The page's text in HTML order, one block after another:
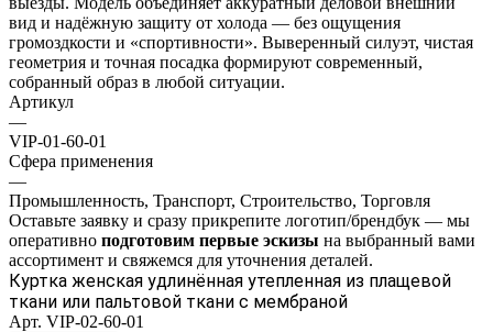
вид и надёжную защиту от холода — без ощущения
громоздкости и «спортивности». Выверенный силуэт, чистая
геометрия и точная посадка формируют современный,
собранный образ в любой ситуации.
Артикул
—
VIP-01-60-01
Сфера применения
—
Промышленность, Транспорт, Строительство, Торговля
Оставьте заявку и сразу прикрепите логотип/брендбук — мы
оперативно подготовим первые эскизы на выбранный вами
ассортимент и свяжемся для уточнения деталей.
Куртка женская удлинённая утепленная из плащевой
ткани или пальтовой ткани с мембраной
Арт. VIP-02-60-01